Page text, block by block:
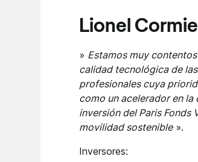
Lionel
» Estamos muy
calidad tecnológica de
profesionales cuya
como un acelerador en
inversión del Paris
movilidad sostenible».
Inversores: